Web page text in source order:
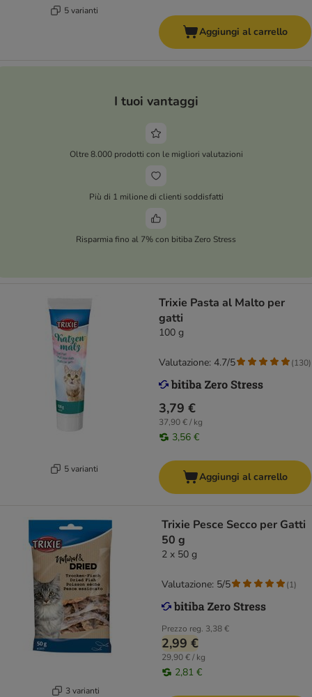
5 varianti
Aggiungi al carrello
I tuoi vantaggi
Oltre 8.000 prodotti con le migliori valutazioni
Più di 1 milione di clienti soddisfatti
Risparmia fino al 7% con bitiba Zero Stress
5 varianti
Trixie Pasta al Malto per
gatti
100 g
3,79 €
37,90 € / kg
3,56 €
Valutazione: 4.7/5 (130)
Aggiungi al carrello
3 varianti
Trixie Pesce Secco per Gatti
50 g
2 x 50 g
Prezzo reg. 3,38 €
2,99 €
29,90 € / kg
2,81 €
Valutazione: 5/5 (1)